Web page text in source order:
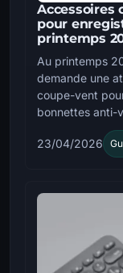
Accessoires
pour
printemps
Au printemps
demande une
coupe-vent
bonnettes anti-
23/04/2026